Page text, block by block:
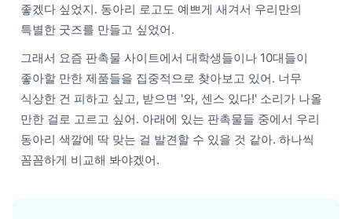
좋겠다 싶었지. 동아리 로고도 예쁘게 새겨서 우리만의
특별한 굿즈를 만들고 싶었어.
그래서 요즘 판촉물 사이트에서 대학생들이나 10대들이
좋아할 만한 제품들을 집중적으로 찾아보고 있어. 너무
식상한 건 피하고 싶고, 받으면 '와, 센스 있다!' 소리가 나올
만한 걸로 고르고 싶어. 아래에 있는 판촉물들 중에서 우리
동아리 색깔에 딱 맞는 걸 발견할 수 있을 것 같아. 하나씩
꼼꼼하게 비교해 봐야겠어.